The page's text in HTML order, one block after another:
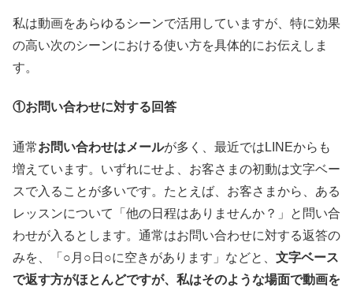
私は動画をあらゆるシーンで活用していますが、特に効果
の高い次のシーンにおける使い方を具体的にお伝えしま
す。
①お問い合わせに対する回答
通常お問い合わせはメールが多く、最近ではLINEからも
増えています。いずれにせよ、お客さまの初動は文字ベー
スで入ることが多いです。たとえば、お客さまから、ある
レッスンについて「他の日程はありませんか？」と問い合
わせが入るとします。通常はお問い合わせに対する返答の
みを、「○月○日○に空きがあります」などと、 文字ベース
で返す方がほとんどですが、私はそのような場面で動画を